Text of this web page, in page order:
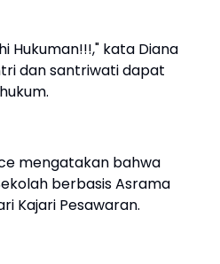
Hukuman!!!," kata Diana
dan santriwati dapat
mengatakan bahwa
berbasis Asrama
Kajari Pesawaran.